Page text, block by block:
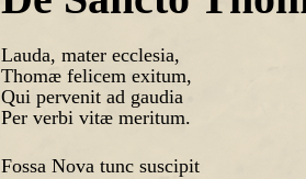
Lauda, mater ecclesia,
Thomæ felicem exitum,
Qui pervenit ad gaudia
Per verbi vitæ meritum.
Fossa Nova tunc suscipit